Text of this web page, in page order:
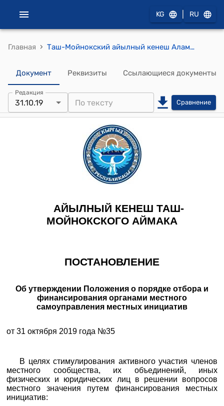
KG RU
Главная › Таш-Мойнокский айылный кенеш Аламудунского района от 31 октября 2019 года №35 Постанвление "В целях стимулирования активного участия членов местного сообщества, их объединений, иных физических и юридических лиц в решении вопросов местного значения путем финансирования местных инициатив:"
Документ Реквизиты Ссылающиеся документы
Редакция
31.10.19 Сравнение